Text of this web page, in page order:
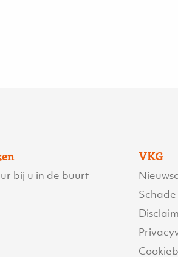
bij u in de buurt
VKG